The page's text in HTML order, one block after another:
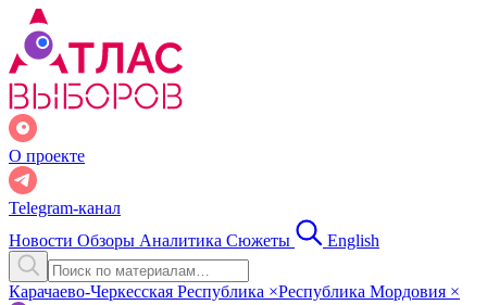
О проекте
Telegram-канал
Новости Обзоры Аналитика Сюжеты English
Карачаево-Черкесская Республика ×Республика Мордовия ×